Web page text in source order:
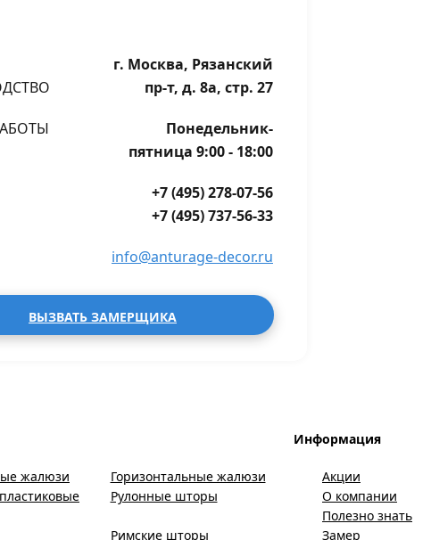
г. Москва, Рязанский
пр-т, д. 8а, стр. 27
Понедельник-
пятница 9:00 - 18:00
+7 (495) 278-07-56
+7 (495) 737-56-33
info@anturage-decor.ru
ВЫЗВАТЬ ЗАМЕРЩИКА
жалюзи
Горизонтальные жалюзи
Рулонные шторы
Римские шторы
Информация
Акции
О компании
Полезно знать
Замер